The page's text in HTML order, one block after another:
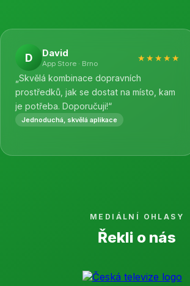
D David
App Store · Brno
★★★★★
„Skvělá kombinace dopravních
prostředků, jak se dostat na místo, kam
je potřeba. Doporučuji!“
Jednoduchá, skvělá aplikace
MEDIÁLNÍ OHLASY
Řekli o nás